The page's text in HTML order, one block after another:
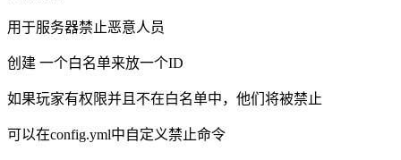
用于服务器禁止恶意人员
创建 一个白名单来放一个ID
如果玩家有权限并且不在白名单中，他们将被禁止
可以在config.yml中自定义禁止命令